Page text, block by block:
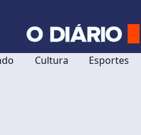
Cultura Esportes